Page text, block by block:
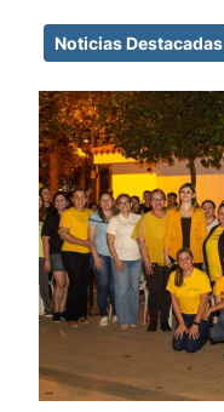
Noticias Destacadas